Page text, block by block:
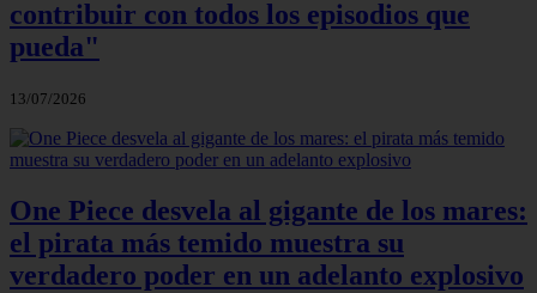
contribuir con todos los episodios que
pueda"
13/07/2026
One Piece desvela al gigante de los mares:
el pirata más temido muestra su
verdadero poder en un adelanto explosivo